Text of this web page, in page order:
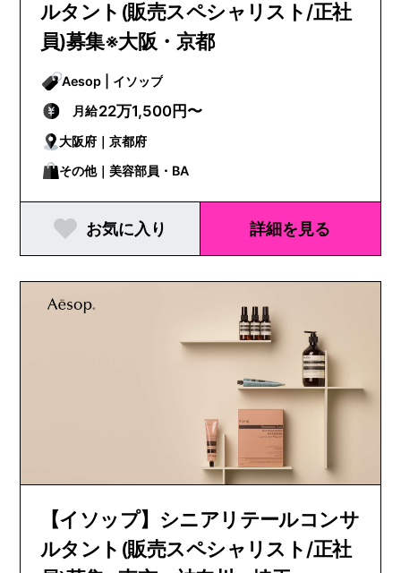
ルタント(販売スペシャリスト/正社
員)募集※大阪・京都
Aesop | イソップ
月給22万1,500円〜
大阪府｜京都府
その他｜美容部員・BA
お気に入り 詳細を見る
【イソップ】シニアリテールコンサ
ルタント(販売スペシャリスト/正社